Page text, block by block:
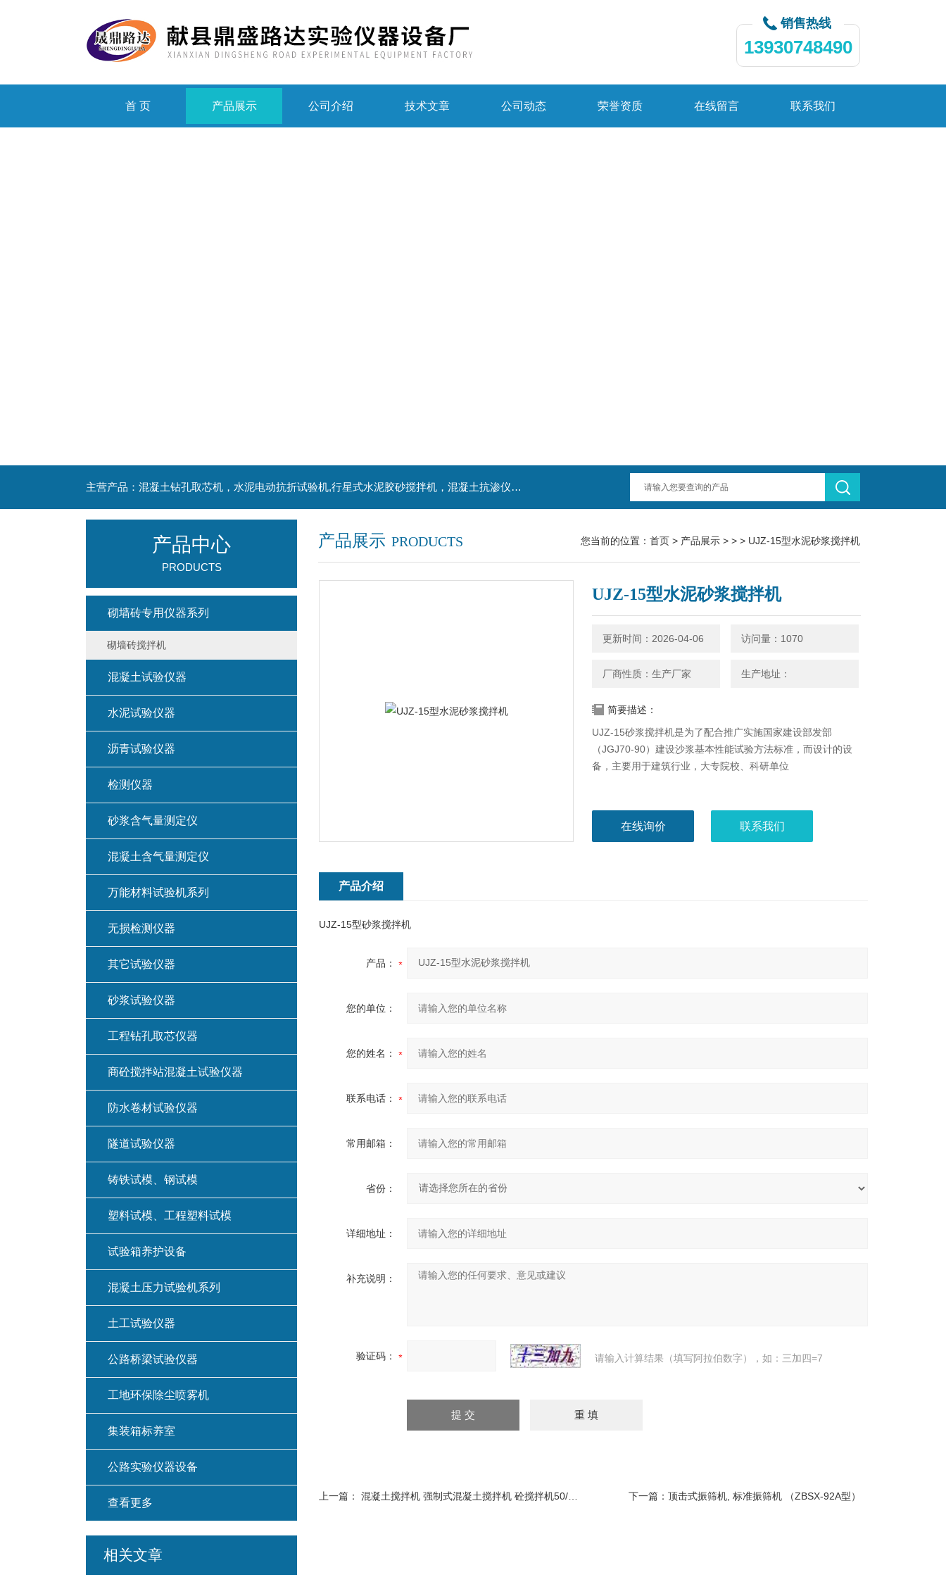
销售热线
13930748490
首 页 产品展示 公司介绍 技术文章 公司动态 荣誉资质 在线留言 联系我们
主营产品：混凝土钻孔取芯机，水泥电动抗折试验机,行星式水泥胶砂搅拌机，混凝土抗渗仪，水泥胶砂振实台，水泥净浆搅拌机，水泥细度负压筛析仪,混凝土含气量测定仪,混凝土振动台
产品展示 PRODUCTS 您当前的位置： 首页 > 产品展示 > > > UJZ-15型水泥砂浆搅拌机
UJZ-15型水泥砂浆搅拌机
更新时间：2026-04-06 访问量：1070
厂商性质：生产厂家 生产地址：
简要描述：
UJZ-15砂浆搅拌机是为了配合推广实施国家建设部发部
（JGJ70-90）建设沙浆基本性能试验方法标准，而设计的设
备，主要用于建筑行业，大专院校、科研单位
在线询价 联系我们
产品介绍
UJZ-15型砂浆搅拌机
产品：
您的单位：
您的姓名：
联系电话：
常用邮箱：
省份：
详细地址：
补充说明：
验证码： 请输入计算结果（填写阿拉伯数字），如：三加四=7
上一篇： 混凝土搅拌机 强制式混凝土搅拌机 砼搅拌机50/30L 下一篇： 顶击式振筛机, 标准振筛机 （ZBSX-92A型）
产品中心
PRODUCTS
砌墙砖专用仪器系列
砌墙砖搅拌机
混凝土试验仪器
水泥试验仪器
沥青试验仪器
检测仪器
砂浆含气量测定仪
混凝土含气量测定仪
万能材料试验机系列
无损检测仪器
其它试验仪器
砂浆试验仪器
工程钻孔取芯仪器
商砼搅拌站混凝土试验仪器
防水卷材试验仪器
隧道试验仪器
铸铁试模、钢试模
塑料试模、工程塑料试模
试验箱养护设备
混凝土压力试验机系列
土工试验仪器
公路桥梁试验仪器
工地环保除尘喷雾机
集装箱标养室
公路实验仪器设备
查看更多
相关文章